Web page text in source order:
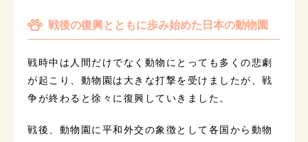
戦後の復興とともに歩み始めた日本の動物園
戦時中は人間だけでなく動物にとっても多くの悲劇
が起こり、動物園は大きな打撃を受けましたが、戦
争が終わると徐々に復興していきました。
戦後、動物園に平和外交の象徴として各国から動物